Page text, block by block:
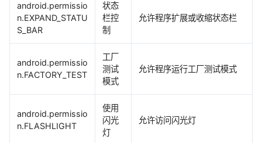
android.permissio
n.EXPAND_STATU
S_BAR
状态
栏控
制
允许程序扩展或收缩状态栏
android.permissio
n.FACTORY_TEST
工厂
测试
模式
允许程序运行工厂测试模式
android.permissio
n.FLASHLIGHT
使用
闪光
灯
允许访问闪光灯